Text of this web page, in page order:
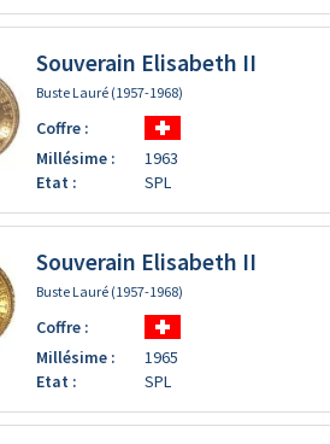
Souverain Elisabeth II
Buste Lauré (1957-1968)
Coffre :
Millésime :
1963
Etat :
SPL
Souverain Elisabeth II
Buste Lauré (1957-1968)
Coffre :
Millésime :
1965
Etat :
SPL